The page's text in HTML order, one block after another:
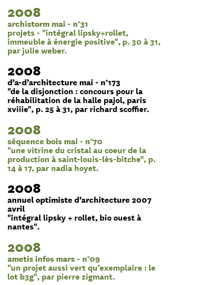
2008
archistorm mai - n°31
projets - "intégral lipsky+rollet,
immeuble à énergie positive", p. 30 à 31,
par julie weber.
2008
d’a-d’architecture mai - n°173
"de la disjonction : concours pour la
réhabilitation de la halle pajol, paris
xviiie", p. 25 à 31, par richard scoffier.
2008
séquence bois mai - n°70
"une vitrine du cristal au coeur de la
production à saint-louis-lès-bitche", p.
14 à 17, par nadia hoyet.
2008
annuel optimiste d’architecture 2007
avril
"intégral lipsky + rollet, bio ouest à
nantes".
2008
ametis infos mars - n°09
"un projet aussi vert qu’exemplaire : le
lot b3g", par pierre zigmant.